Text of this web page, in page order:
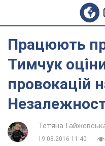
Працюють
Тимчук
провокацій
Тетяна
19.08.2016 11:40